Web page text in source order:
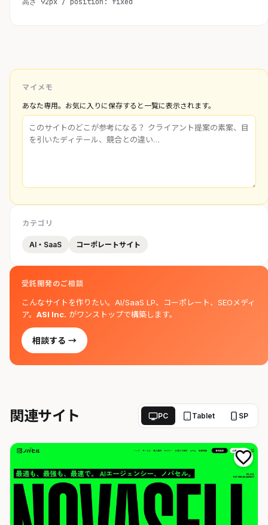
高さ 92px / position: fixed
マイメモ
あなた専用。お気に入りに保存すると一覧に表示されます。
カテゴリ
AI・SaaS コーポレートサイト
受託開発のご相談
こんなサイトを作りたい。AI/SaaS LP、コーポレート、SEOメディ
ア。 ASI Inc. がワンストップで構築します。
相談する →
関連サイト PC Tablet SP